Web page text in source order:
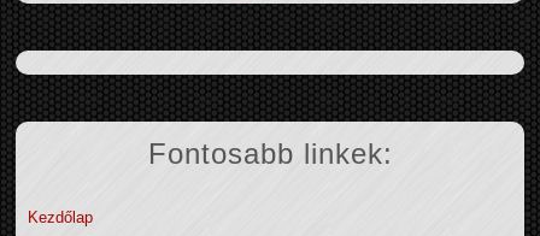
Fontosabb linkek:
Kezdőlap